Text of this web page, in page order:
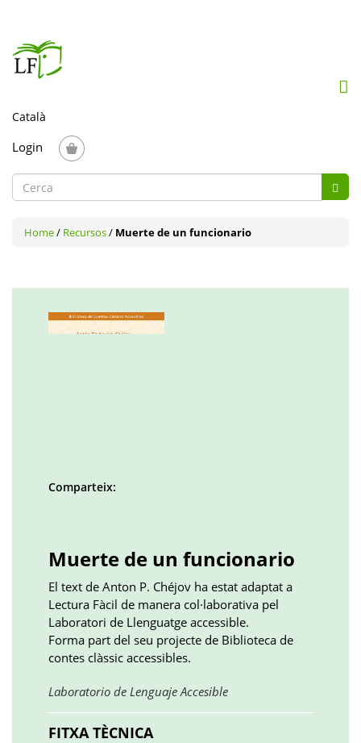
Login
Formulari
cerca
Home/ Recursos/ Muerte de un funcionario
Comparteix:
Muerte de un funcionario
El text de Anton P. Chéjov ha estat adaptat a
Lectura Fàcil de manera col·laborativa pel
Laboratori de Llenguatge accessible.
Forma part del seu projecte de Biblioteca de
contes clàssic accessibles.
Laboratorio de Lenguaje AccesibleObre
FITXA TÈCNICA